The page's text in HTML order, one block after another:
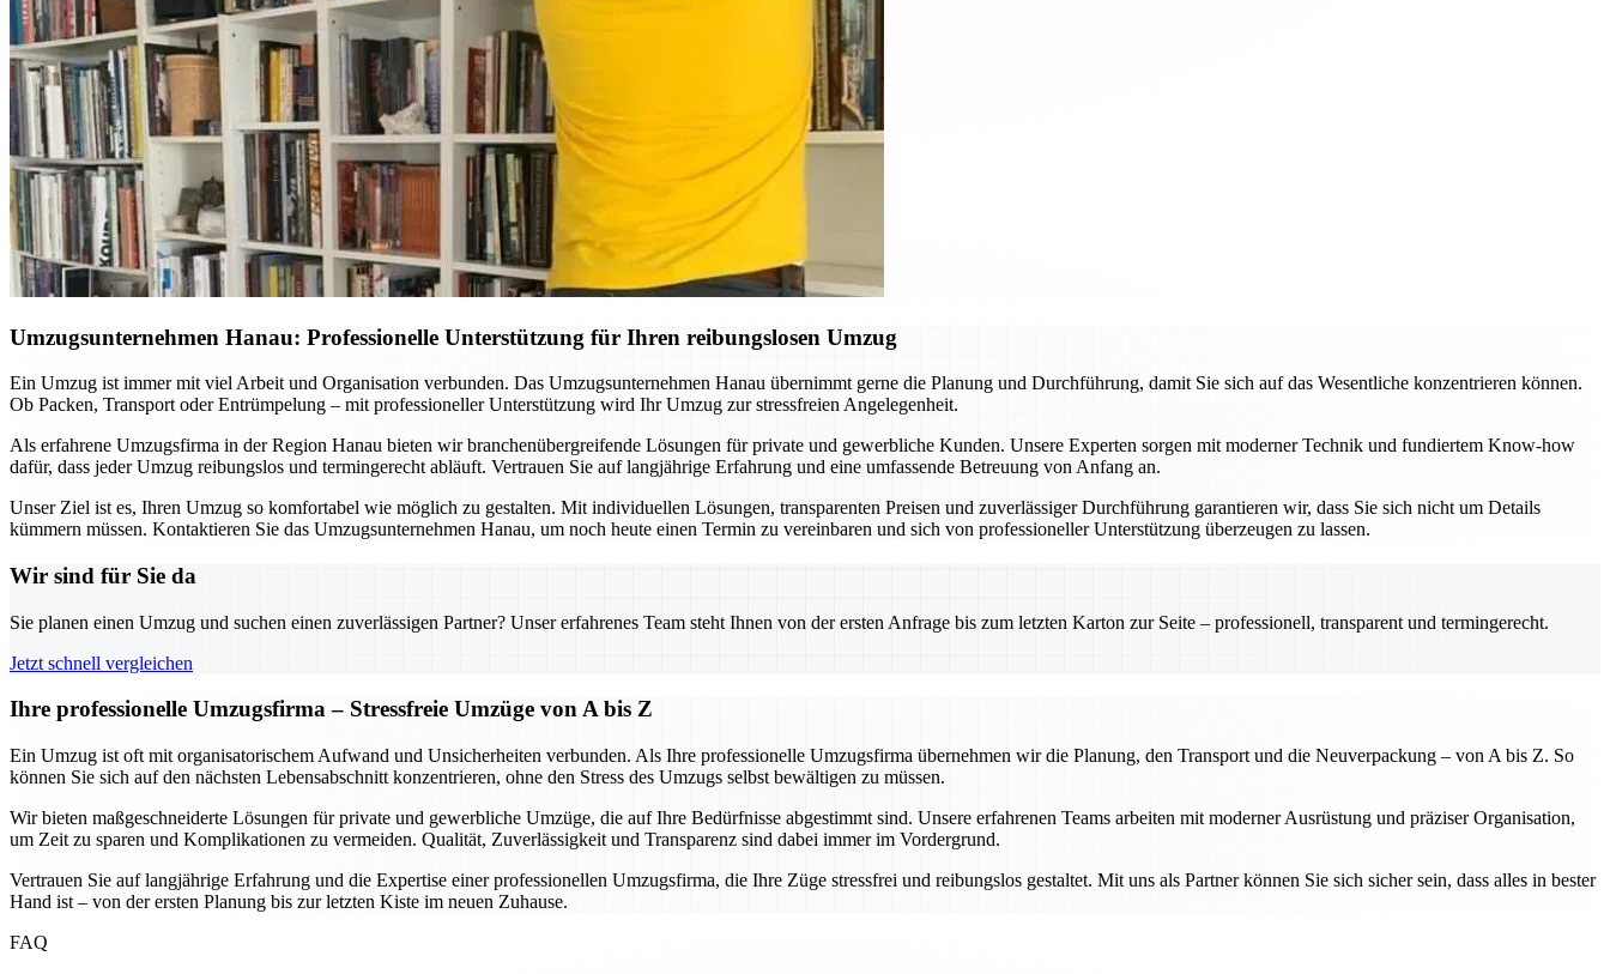
Umzugsunternehmen Hanau: Professionelle Unterstützung für Ihren reibungslosen Umzug
Ein Umzug ist immer mit viel Arbeit und Organisation verbunden. Das Umzugsunternehmen Hanau übernimmt gerne die Planung und Durchführung, damit Sie sich auf das Wesentliche konzentrieren können.
Ob Packen, Transport oder Entrümpelung – mit professioneller Unterstützung wird Ihr Umzug zur stressfreien Angelegenheit.
Als erfahrene Umzugsfirma in der Region Hanau bieten wir branchenübergreifende Lösungen für private und gewerbliche Kunden. Unsere Experten sorgen mit moderner Technik und fundiertem Know-how
dafür, dass jeder Umzug reibungslos und termingerecht abläuft. Vertrauen Sie auf langjährige Erfahrung und eine umfassende Betreuung von Anfang an.
Unser Ziel ist es, Ihren Umzug so komfortabel wie möglich zu gestalten. Mit individuellen Lösungen, transparenten Preisen und zuverlässiger Durchführung garantieren wir, dass Sie sich nicht um Details
kümmern müssen. Kontaktieren Sie das Umzugsunternehmen Hanau, um noch heute einen Termin zu vereinbaren und sich von professioneller Unterstützung überzeugen zu lassen.
Wir sind für Sie da
Sie planen einen Umzug und suchen einen zuverlässigen Partner? Unser erfahrenes Team steht Ihnen von der ersten Anfrage bis zum letzten Karton zur Seite – professionell, transparent und termingerecht.
Jetzt schnell vergleichen
Ihre professionelle Umzugsfirma – Stressfreie Umzüge von A bis Z
Ein Umzug ist oft mit organisatorischem Aufwand und Unsicherheiten verbunden. Als Ihre professionelle Umzugsfirma übernehmen wir die Planung, den Transport und die Neuverpackung – von A bis Z. So
können Sie sich auf den nächsten Lebensabschnitt konzentrieren, ohne den Stress des Umzugs selbst bewältigen zu müssen.
Wir bieten maßgeschneiderte Lösungen für private und gewerbliche Umzüge, die auf Ihre Bedürfnisse abgestimmt sind. Unsere erfahrenen Teams arbeiten mit moderner Ausrüstung und präziser Organisation,
um Zeit zu sparen und Komplikationen zu vermeiden. Qualität, Zuverlässigkeit und Transparenz sind dabei immer im Vordergrund.
Vertrauen Sie auf langjährige Erfahrung und die Expertise einer professionellen Umzugsfirma, die Ihre Züge stressfrei und reibungslos gestaltet. Mit uns als Partner können Sie sich sicher sein, dass alles in bester
Hand ist – von der ersten Planung bis zur letzten Kiste im neuen Zuhause.
FAQ